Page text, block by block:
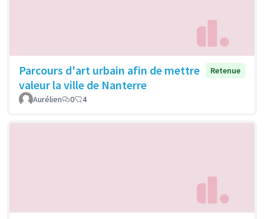
Parcours d'art urbain afin de mettre
valeur la ville de Nanterre
Retenue
Aurélien 0 4